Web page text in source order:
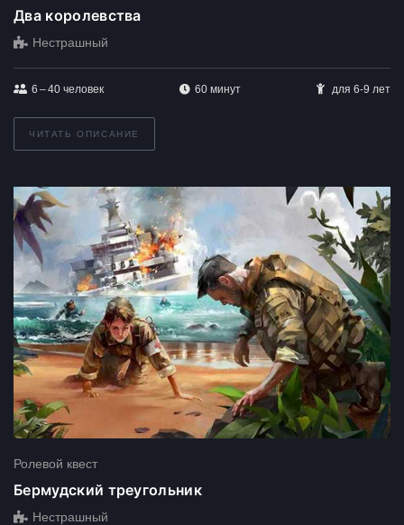
Два королевства
Нестрашный
6 – 40 человек 60 минут для 6-9 лет
ЧИТАТЬ ОПИСАНИЕ
Ролевой квест
Бермудский треугольник
Нестрашный